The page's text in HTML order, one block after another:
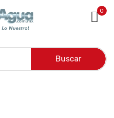
0
Buscar